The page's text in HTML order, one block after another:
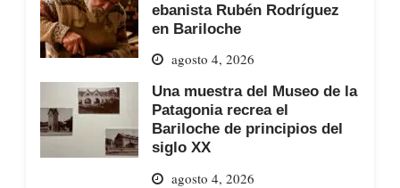
ebanista Rubén Rodríguez
en Bariloche
agosto 4, 2026
Una muestra del Museo de la
Patagonia recrea el
Bariloche de principios del
siglo XX
agosto 4, 2026